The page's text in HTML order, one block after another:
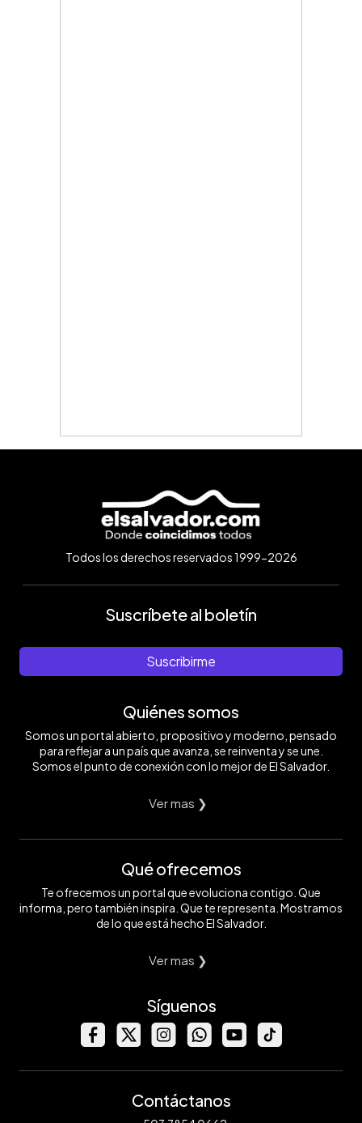
Todos los derechos reservados 1999-2026
Suscríbete al boletín
Suscribirme
Quiénes somos
Somos un portal abierto, propositivo y moderno, pensado
para reflejar a un país que avanza, se reinventa y se une.
Somos el punto de conexión con lo mejor de El Salvador.
Ver mas ❯
Qué ofrecemos
Te ofrecemos un portal que evoluciona contigo. Que
informa, pero también inspira. Que te representa. Mostramos
de lo que está hecho El Salvador.
Ver mas ❯
Síguenos
Contáctanos